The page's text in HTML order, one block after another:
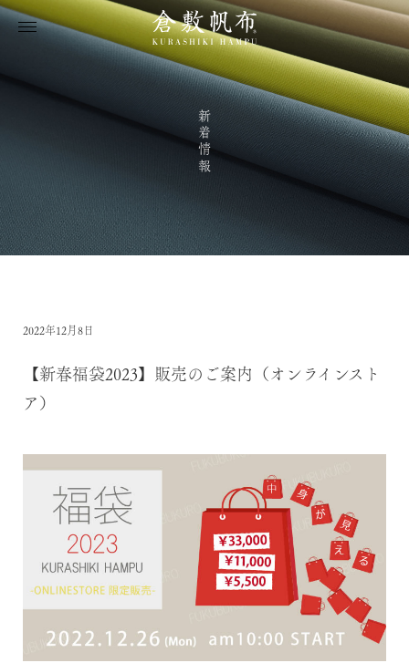
新着情報
2022年12月8日
【新春福袋2023】販売のご案内（オンラインスト
ア）